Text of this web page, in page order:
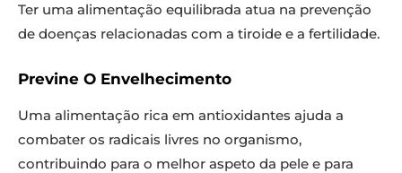
Ter uma alimentação equilibrada atua na prevenção
de doenças relacionadas com a tiroide e a fertilidade.
Previne O Envelhecimento
Uma alimentação rica em antioxidantes ajuda a
combater os radicais livres no organismo,
contribuindo para o melhor aspeto da pele e para